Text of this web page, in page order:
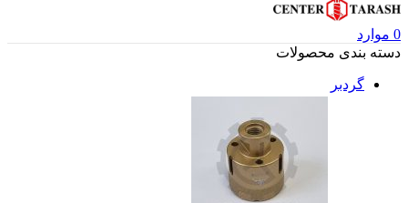
0 موارد
دسته بندی محصولات
گردبر